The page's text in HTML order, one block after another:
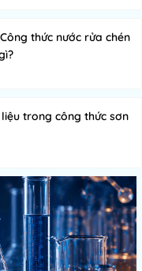
thức nước rửa chén
trong công thức sơn